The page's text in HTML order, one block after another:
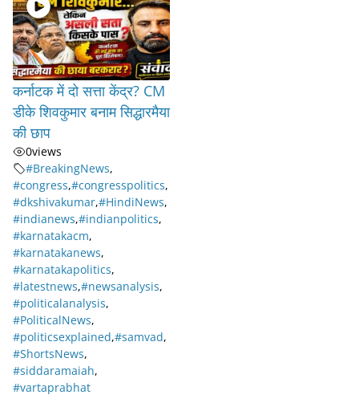
कर्नाटक में दो सत्ता केंद्र? CM
डीके शिवकुमार बनाम सिद्धारमैया
की छाप
0views
#BreakingNews,
#congress,#congresspolitics,
#dkshivakumar,#HindiNews,
#indianews,#indianpolitics,
#karnatakacm,
#karnatakanews,
#karnatakapolitics,
#latestnews,#newsanalysis,
#politicalanalysis,
#PoliticalNews,
#politicsexplained,#samvad,
#ShortsNews,
#siddaramaiah,
#vartaprabhat